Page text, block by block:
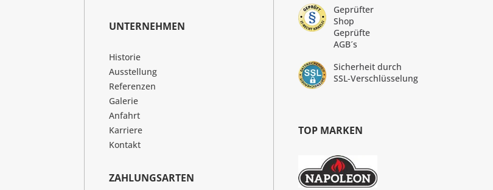
UNTERNEHMEN
Historie
Ausstellung
Referenzen
Galerie
Anfahrt
Karriere
Kontakt
ZAHLUNGSARTEN
Geprüfter
Shop
Geprüfte
AGB´s
Sicherheit durch
SSL-Verschlüsselung
TOP MARKEN